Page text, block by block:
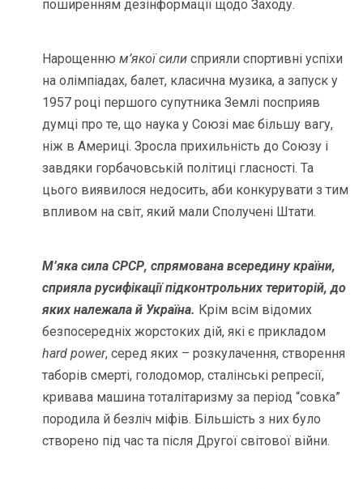
поширенням дезінформації щодо Заходу.
Нарощеннюм’якої силисприяли спортивні успіхи
на олімпіадах, балет, класична музика, а запуск у
1957 році першого супутника Землі посприяв
думці про те, що наука у Союзі має більшу вагу,
ніж в Америці. Зросла прихильність до Союзу і
завдяки горбачовській політиці гласності. Та
цього виявилося недосить, аби конкурувати з тим
впливом на світ, який мали Сполучені Штати.
М’яка сила СРСР, спрямована всередину країни,
сприяла русифікації підконтрольних територій, до
яких належала й Україна. Крім всім відомих
безпосередніх жорстоких дій, які є прикладом
hard power, серед яких – розкулачення, створення
таборів смерті, голодомор, сталінські репресії,
кривава машина тоталітаризму за період “совка”
породила й безліч міфів. Більшість з них було
створено під час та після Другої світової війни.